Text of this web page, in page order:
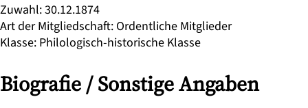
Zuwahl:30.12.1874
Art der Mitgliedschaft: Ordentliche Mitglieder
Klasse: Philologisch-historische Klasse
Biografie / Sonstige Angaben